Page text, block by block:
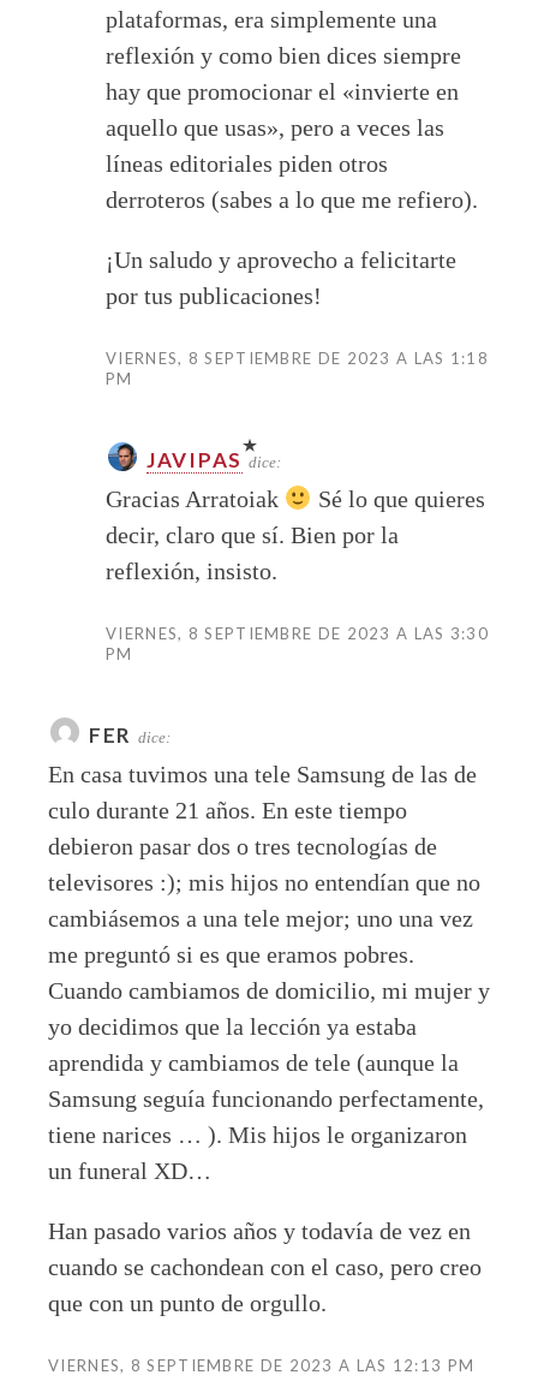
plataformas, era simplemente una
reflexión y como bien dices siempre
hay que promocionar el «invierte en
aquello que usas», pero a veces las
líneas editoriales piden otros
derroteros (sabes a lo que me refiero).
¡Un saludo y aprovecho a felicitarte
por tus publicaciones!
VIERNES, 8 SEPTIEMBRE DE 2023 A LAS 1:18
PM
JAVIPAS dice:
Gracias Arratoiak
Sé lo que quieres
decir, claro que sí. Bien por la
reflexión, insisto.
VIERNES, 8 SEPTIEMBRE DE 2023 A LAS 3:30
PM
FER dice:
En casa tuvimos una tele Samsung de las de
culo durante 21 años. En este tiempo
debieron pasar dos o tres tecnologías de
televisores :); mis hijos no entendían que no
cambiásemos a una tele mejor; uno una vez
me preguntó si es que eramos pobres.
Cuando cambiamos de domicilio, mi mujer y
yo decidimos que la lección ya estaba
aprendida y cambiamos de tele (aunque la
Samsung seguía funcionando perfectamente,
tiene narices … ). Mis hijos le organizaron
un funeral XD…
Han pasado varios años y todavía de vez en
cuando se cachondean con el caso, pero creo
que con un punto de orgullo.
VIERNES, 8 SEPTIEMBRE DE 2023 A LAS 12:13 PM